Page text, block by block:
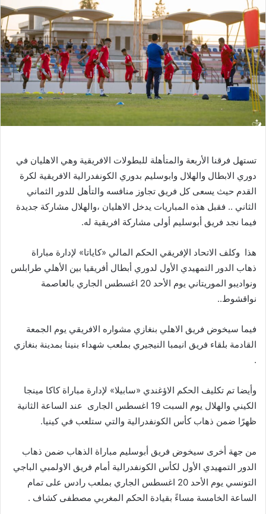
تستهل فرقنا الأربعة والمتأهلة للبطولات الافريقية وهي الاهليان في
دوري الابطال والهلال وابوسليم بدوري الكونفدرالية الافريقية لكرة
القدم حيث يسعى كل فريق تجاوز منافسه والتأهل للدور الثماني
الثاني .. فقبل هذه المباريات يدخل الاهليان ،والهلال مشاركة جديدة
فيما نجد فريق أبوسليم أولى مشاركة افريقية له.
هذا وكلف الاتحاد الإفريقي الحكم المالي «كاياتا» لإدارة مباراة
ذهاب الدور التمهيدي الأول لدوري أبطال أفريقيا بين الأهلي طرابلس
ونواديبو الموريتاني يوم الأحد 20 اغسطس الجاري بالعاصمة
نواقشوط..
فيما سيخوض فريق الاهلي بنغازي مشواره الافريقي يوم الجمعة
القادمة بلقاء فريق انيمبا النيجيري بملعب شهداء بنينا بمدينة بنغازي
.
وأيضا تم تكليف الحكم الاؤغندي «سابيلا» لإدارة مباراة كاكا مينجا
الكيني والهلال يوم السبت 19 اغسطس الجارى عند الساعة الثانية
ظهرًا ضمن ذهاب كأس الكونفدرالية والتي ستلعب في كينيا.
من جهة أخرى سيخوض فريق أبوسليم مباراة الذهاب ضمن ذهاب
الدور التمهيدي الأول لكأس الكونفدرالية أمام فريق الاولمبي الباجي
التونسي يوم الأحد 20 اغسطس الجاري بملعب رادس على تمام
الساعة الخامسة مساءً بقيادة الحكم المغربي مصطفى كشاف .